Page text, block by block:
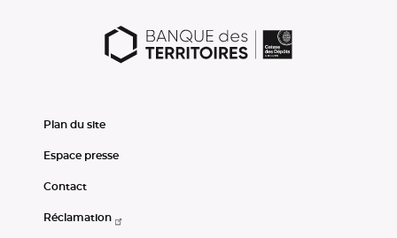
Plan du site
Espace presse
Contact
Réclamation